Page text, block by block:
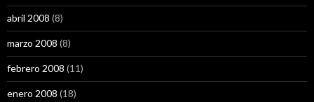
abril 2008 (8)
marzo 2008 (8)
febrero 2008 (11)
enero 2008 (18)